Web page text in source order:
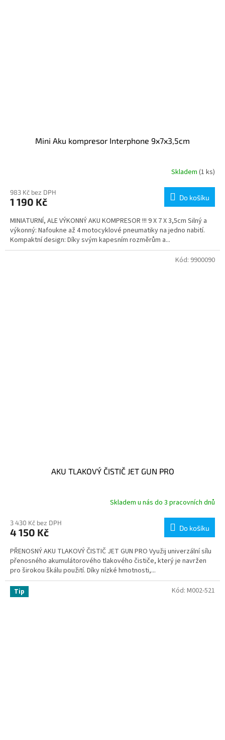
Mini Aku kompresor Interphone 9x7x3,5cm
Skladem (1 ks)
983 Kč bez DPH
1 190 Kč Do košíku
MINIATURNÍ, ALE VÝKONNÝ AKU KOMPRESOR !!! 9 X 7 X 3,5cm Silný a
výkonný: Nafoukne až 4 motocyklové pneumatiky na jedno nabití.
Kompaktní design: Díky svým kapesním rozměrům a...
AKU TLAKOVÝ ČISTIČ JET GUN PRO
Skladem u nás do 3 pracovních dnů
3 430 Kč bez DPH
4 150 Kč Do košíku
PŘENOSNÝ AKU TLAKOVÝ ČISTIČ JET GUN PRO Využij univerzální sílu
přenosného akumulátorového tlakového čističe, který je navržen
pro širokou škálu použití. Díky nízké hmotnosti,...
Kód: 9900090
Tip Kód: M002-521